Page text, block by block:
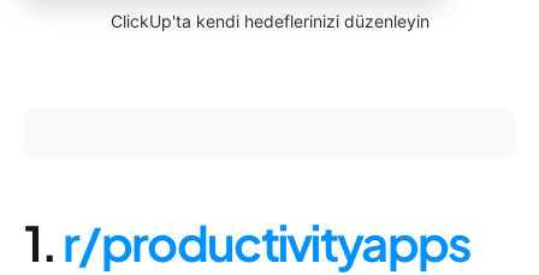
ClickUp'ta kendi hedeflerinizi düzenleyin
1.r/productivityapps